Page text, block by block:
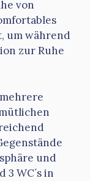
von
um während
zur Ruhe
und
WC´s in